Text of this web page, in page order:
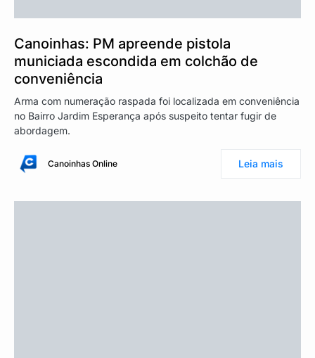
Canoinhas: PM apreende pistola
municiada escondida em colchão de
conveniência
Arma com numeração raspada foi localizada em conveniência
no Bairro Jardim Esperança após suspeito tentar fugir de
abordagem.
Canoinhas Online Leia mais